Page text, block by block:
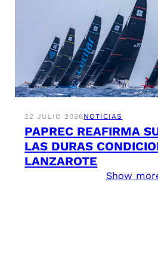
22 JULIO 2026NOTICIAS
PAPREC REAFIRMA
LAS DURAS
LANZAROTE
Show